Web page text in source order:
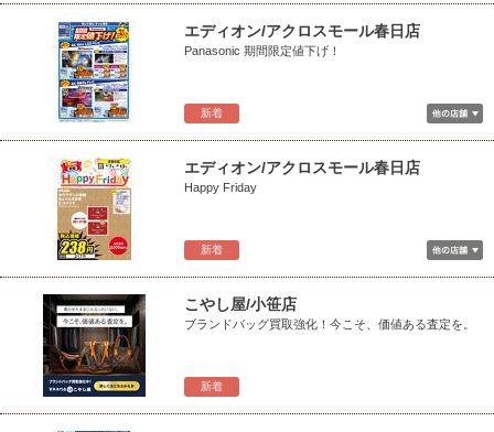
新着
エディオン/アクロスモール春日店
Panasonic 期間限定値下げ！
新着
エディオン/アクロスモール春日店
Happy Friday
新着
こやし屋/小笹店
ブランドバッグ買取強化！今こそ、価値ある査定を。